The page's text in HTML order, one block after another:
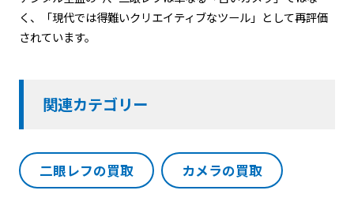
く、「現代では得難いクリエイティブなツール」として再評価
されています。
関連カテゴリー
二眼レフの買取 カメラの買取